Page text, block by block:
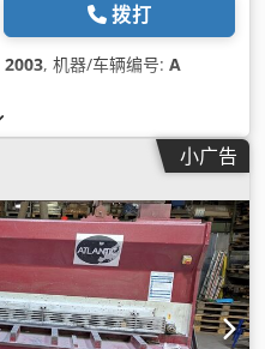
拨打
2003, 机器/车辆编号: A
小广告